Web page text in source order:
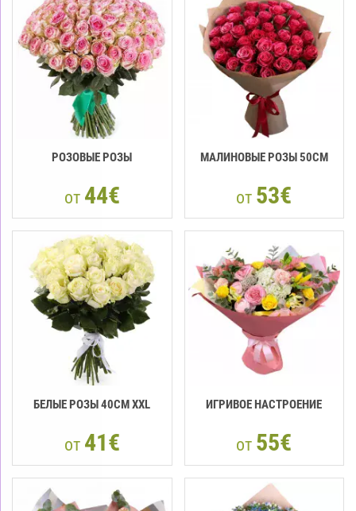
РОЗОВЫЕ РОЗЫ
от 44€
МАЛИНОВЫЕ РОЗЫ 50СМ
от 53€
БЕЛЫЕ РОЗЫ 40СМ XXL
от 41€
ИГРИВОЕ НАСТРОЕНИЕ
от 55€